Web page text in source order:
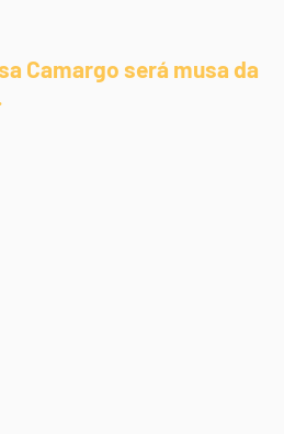
Camargo será musa da